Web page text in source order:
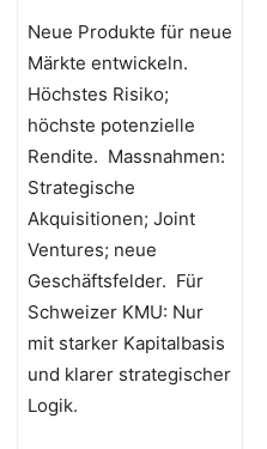
Neue Produkte für neue
Märkte entwickeln.
Höchstes Risiko;
höchste potenzielle
Rendite. Massnahmen:
Strategische
Akquisitionen; Joint
Ventures; neue
Geschäftsfelder. Für
Schweizer KMU: Nur
mit starker Kapitalbasis
und klarer strategischer
Logik.